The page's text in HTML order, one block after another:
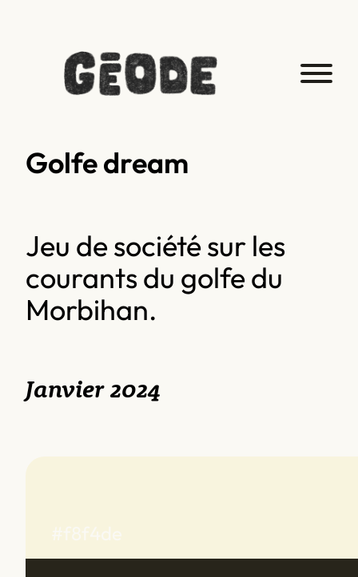
Golfe dream
Jeu de société sur les
courants du golfe du
Morbihan.
Janvier 2024